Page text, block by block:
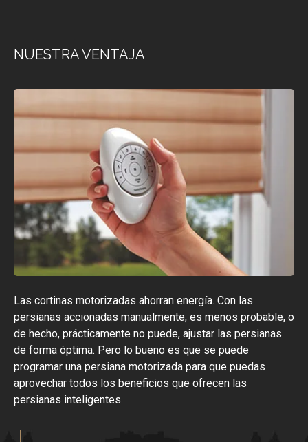
NUESTRA VENTAJA
Las cortinas motorizadas ahorran energía. Con las
persianas accionadas manualmente, es menos probable, o
de hecho, prácticamente no puede, ajustar las persianas
de forma óptima. Pero lo bueno es que se puede
programar una persiana motorizada para que puedas
aprovechar todos los beneficios que ofrecen las
persianas inteligentes.